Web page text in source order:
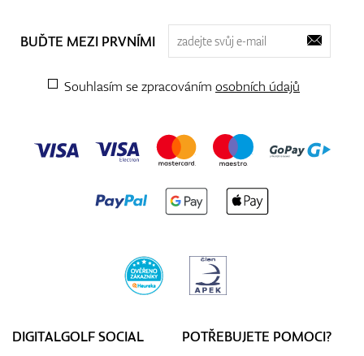
BUĎTE MEZI PRVNÍMI
Souhlasím se zpracováním osobních údajů
DIGITALGOLF SOCIAL
POTŘEBUJETE POMOCI?